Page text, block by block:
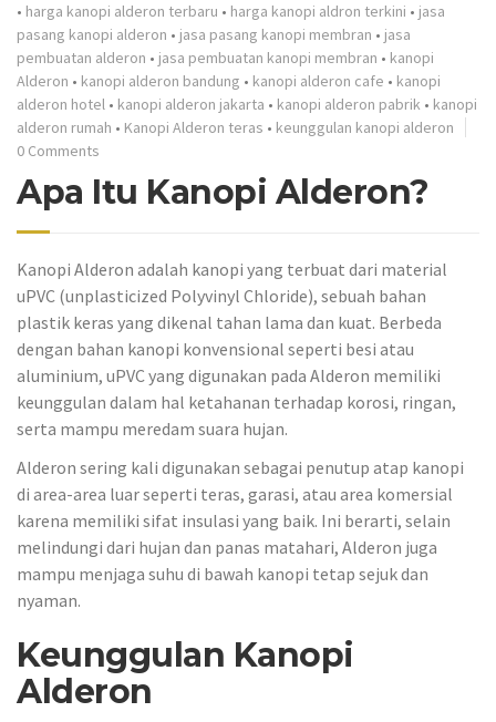
• harga kanopi alderon terbaru • harga kanopi aldron terkini • jasa
pasang kanopi alderon • jasa pasang kanopi membran • jasa
pembuatan alderon • jasa pembuatan kanopi membran • kanopi
Alderon • kanopi alderon bandung • kanopi alderon cafe • kanopi
alderon hotel • kanopi alderon jakarta • kanopi alderon pabrik • kanopi
alderon rumah • Kanopi Alderon teras • keunggulan kanopi alderon
0 Comments
Apa Itu Kanopi Alderon?
Kanopi Alderon adalah kanopi yang terbuat dari material
uPVC (unplasticized Polyvinyl Chloride), sebuah bahan
plastik keras yang dikenal tahan lama dan kuat. Berbeda
dengan bahan kanopi konvensional seperti besi atau
aluminium, uPVC yang digunakan pada Alderon memiliki
keunggulan dalam hal ketahanan terhadap korosi, ringan,
serta mampu meredam suara hujan.
Alderon sering kali digunakan sebagai penutup atap kanopi
di area-area luar seperti teras, garasi, atau area komersial
karena memiliki sifat insulasi yang baik. Ini berarti, selain
melindungi dari hujan dan panas matahari, Alderon juga
mampu menjaga suhu di bawah kanopi tetap sejuk dan
nyaman.
Keunggulan Kanopi
Alderon